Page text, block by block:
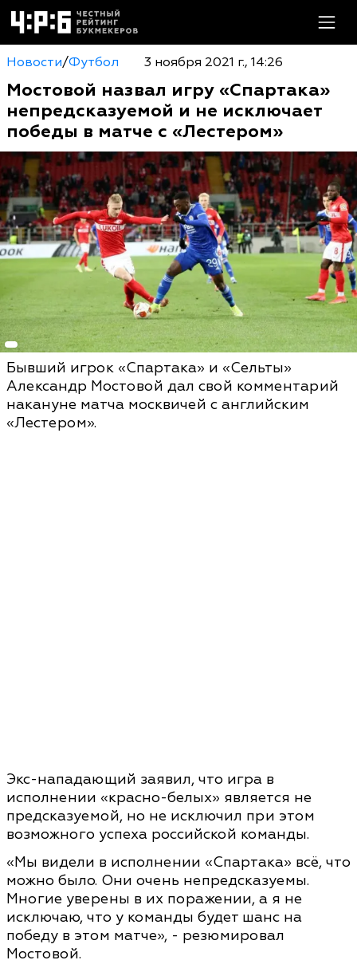
Новости/Футбол 3 ноября 2021 г., 14:26
Мостовой назвал игру «Спартака»
непредсказуемой и не исключает
победы в матче с «Лестером»
Бывший игрок «Спартака» и «Сельты»
Александр Мостовой дал свой комментарий
накануне матча москвичей с английским
«Лестером».
Экс-нападающий заявил, что игра в
исполнении «красно-белых» является не
предсказуемой, но не исключил при этом
возможного успеха российской команды.
«Мы видели в исполнении «Спартака» всё, что
можно было. Они очень непредсказуемы.
Многие уверены в их поражении, а я не
исключаю, что у команды будет шанс на
победу в этом матче», - резюмировал
Мостовой.